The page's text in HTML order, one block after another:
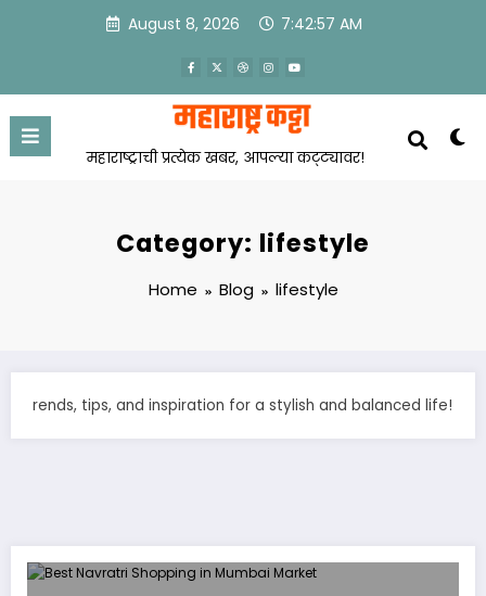
August 8, 2026 7:42:57 AM
महाराष्ट्राची प्रत्येक खबर, आपल्या कट्ट्यावर!
Category: lifestyle
Home Blog lifestyle
rends, tips, and inspiration for a stylish and balanced life!